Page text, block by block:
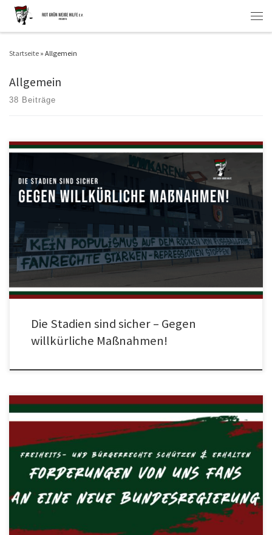
Zum Inhalt springen
Startseite » Allgemein
Allgemein
38 Beiträge
Gestern und heute haben sich in Augsburg – auf Initiative des bayerischen
Innenministeriums und der DFL – diverse Polizeivertreter,
Sicherheitsbeauftragte zahlreicher bayerischer Vereine und die Fanprojekte
der jeweiligen Standorte getroffen. Als Aufhänger sollte die Gründung
sogenannter Stadionallianzen in Bayern dienen. Der Zeitpunkt dieses
Treffens lässt jedoch ganz andere Motive vermuten. […]
Die Stadien sind sicher – Gegen
willkürliche Maßnahmen!
Beim letzten Heimspiel beteiligte sich der Rot-Grün-Weiße Hilfe e.V. – wie viele
andere Fußballstandorte in Deutschland auch – am Aktionsspieltag zur
vorgezogenen Bundestagswahl. Initiiert vom Dachverband der Fanhilfen
wurden insgesamt sieben unmissverständliche Forderungen an eine neue
Webseite des Dachverband der Fanhilfen e.V. […]